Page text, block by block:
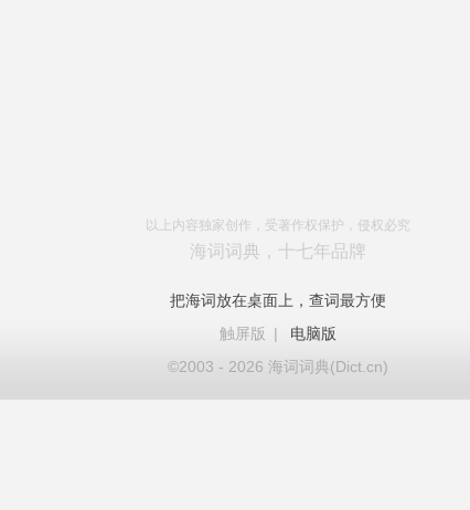
以上内容独家创作，受著作权保护，侵权必究
海词词典，十七年品牌
把海词放在桌面上，查词最方便
触屏版
|
电脑版
©2003 - 2026 海词词典(Dict.cn)